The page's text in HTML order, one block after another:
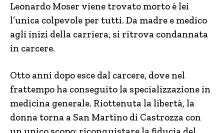
Leonardo Moser viene trovato morto è lei
l’unica colpevole per tutti. Da madre e medico
agli inizi della carriera, si ritrova condannata
in carcere.
Otto anni dopo esce dal carcere, dove nel
frattempo ha conseguito la specializzazione in
medicina generale. Riottenuta la libertà, la
donna torna a San Martino di Castrozza con